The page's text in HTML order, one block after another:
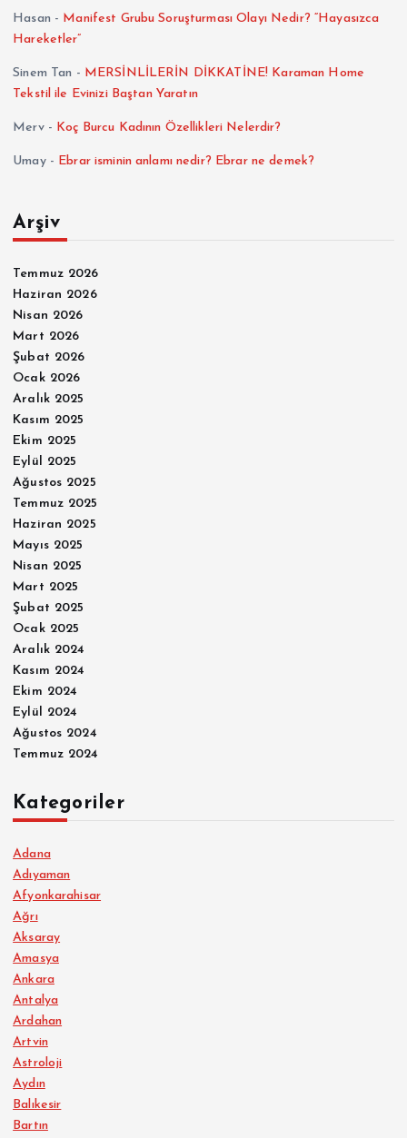
Hasan - Manifest Grubu Soruşturması Olayı Nedir? “Hayasızca
Hareketler”
Sinem Tan - MERSİNLİLERİN DİKKATİNE! Karaman Home
Tekstil ile Evinizi Baştan Yaratın
Merv- Koç Burcu Kadının Özellikleri Nelerdir?
Umay- Ebrar isminin anlamı nedir? Ebrar ne demek?
Arşiv
Temmuz 2026
Haziran 2026
Nisan 2026
Mart 2026
Şubat 2026
Ocak 2026
Aralık 2025
Kasım 2025
Ekim 2025
Eylül 2025
Ağustos 2025
Temmuz 2025
Haziran 2025
Mayıs 2025
Nisan 2025
Mart 2025
Şubat 2025
Ocak 2025
Aralık 2024
Kasım 2024
Ekim 2024
Eylül 2024
Ağustos 2024
Temmuz 2024
Kategoriler
Adana
Adıyaman
Afyonkarahisar
Ağrı
Aksaray
Amasya
Ankara
Antalya
Ardahan
Artvin
Astroloji
Aydın
Balıkesir
Bartın